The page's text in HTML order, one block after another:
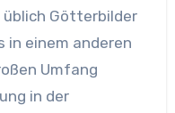
Götterbilder
in einem anderen
Umfang
in der